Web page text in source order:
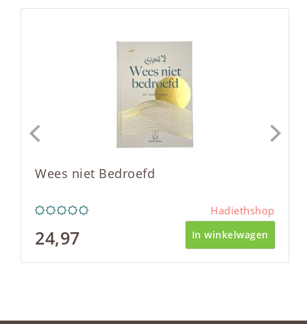
Wees niet Bedroefd
Hadiethshop
24,97 In winkelwagen